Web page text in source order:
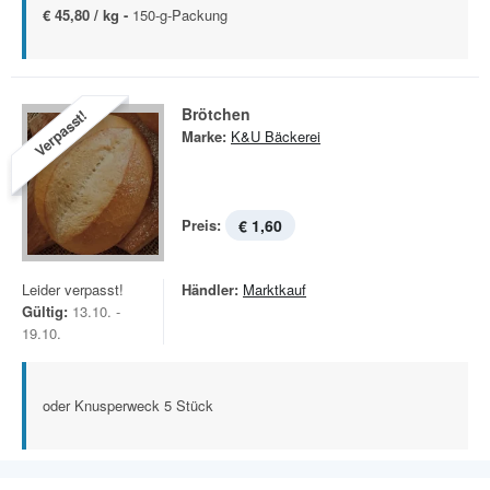
€ 45,80 / kg - 150-g-Packung
Verpasst! Brötchen
Marke: K&U Bäckerei
Preis: € 1,60
Leider verpasst!
Gültig: 13.10. -
19.10.
Händler: Marktkauf
oder Knusperweck 5 Stück